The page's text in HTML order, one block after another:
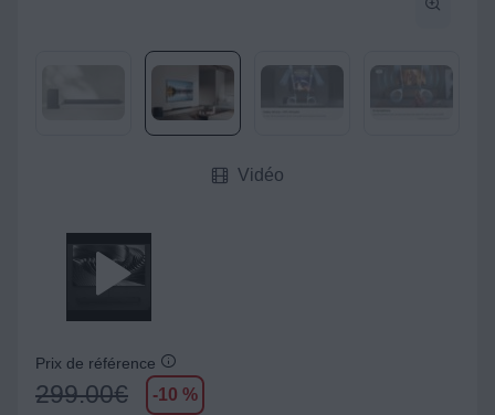
Vidéo
Prix de référence
299.00€ -10 %